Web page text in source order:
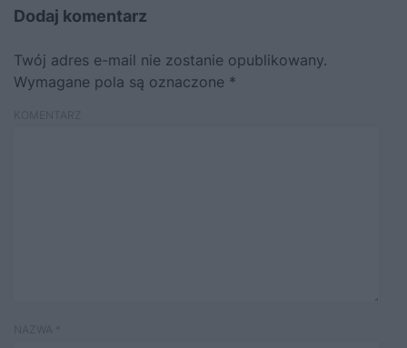
Dodaj komentarz
Twój adres e-mail nie zostanie opublikowany.
Wymagane pola są oznaczone *